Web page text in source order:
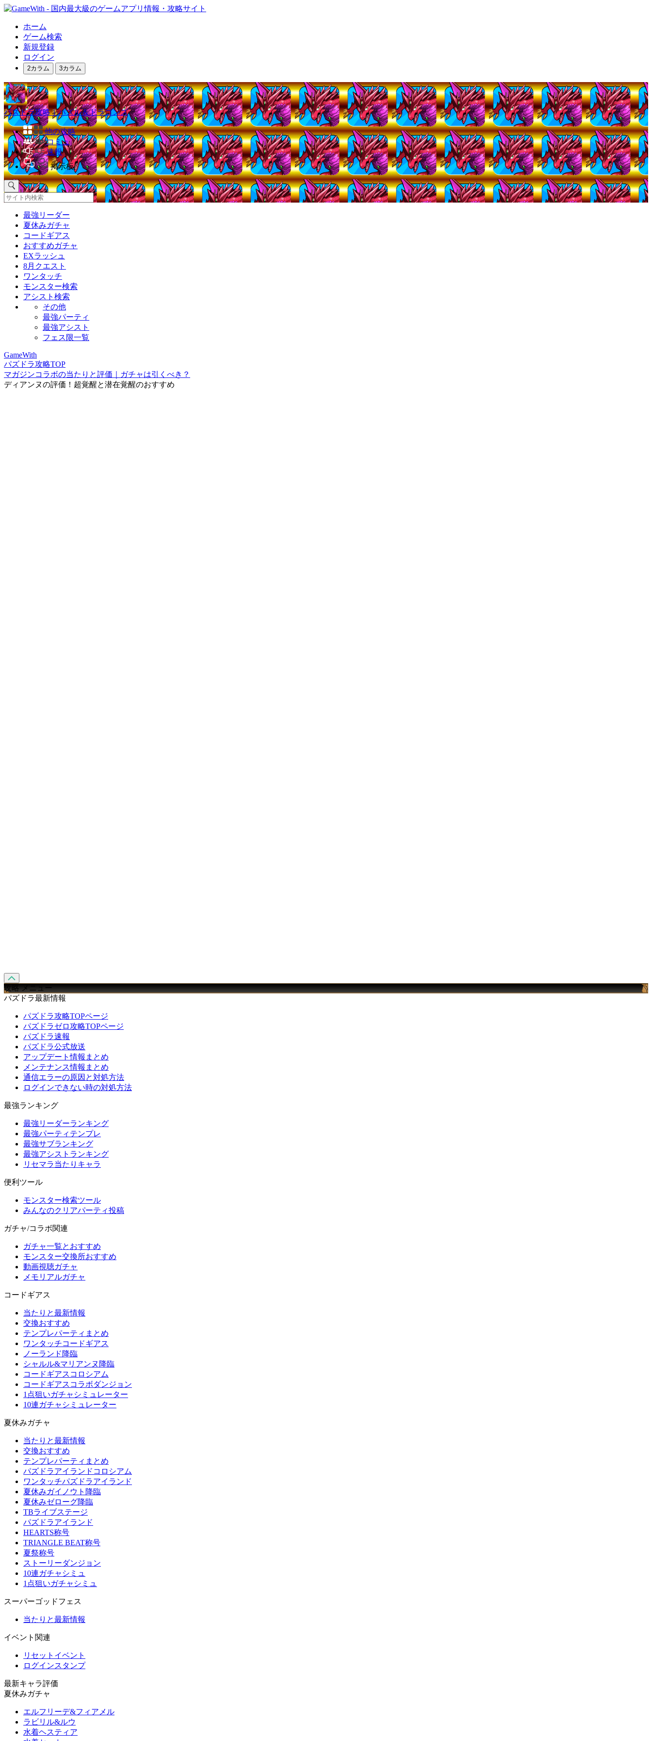
ホーム
ゲーム検索
新規登録
ログイン
2カラム 3カラム
パズドラ攻略｜パズル＆ドラゴンズ
他の攻略
コミュ
速報
掲示板
最強リーダー
夏休みガチャ
コードギアス
おすすめガチャ
EXラッシュ
8月クエスト
ワンタッチ
モンスター検索
アシスト検索
その他
最強パーティ
最強アシスト
フェス限一覧
GameWith
パズドラ攻略TOP
マガジンコラボの当たりと評価｜ガチャは引くべき？
ディアンヌの評価！超覚醒と潜在覚醒のおすすめ
攻略 メニュー
パズドラ最新情報
パズドラ攻略TOPページ
パズドラゼロ攻略TOPページ
パズドラ速報
パズドラ公式放送
アップデート情報まとめ
メンテナンス情報まとめ
通信エラーの原因と対処方法
ログインできない時の対処方法
最強ランキング
最強リーダーランキング
最強パーティテンプレ
最強サブランキング
最強アシストランキング
リセマラ当たりキャラ
便利ツール
モンスター検索ツール
みんなのクリアパーティ投稿
ガチャ/コラボ関連
ガチャ一覧とおすすめ
モンスター交換所おすすめ
動画視聴ガチャ
メモリアルガチャ
コードギアス
当たりと最新情報
交換おすすめ
テンプレパーティまとめ
ワンタッチコードギアス
ノーランド降臨
シャルル&マリアンヌ降臨
コードギアスコロシアム
コードギアスコラボダンジョン
1点狙いガチャシミュレーター
10連ガチャシミュレーター
夏休みガチャ
当たりと最新情報
交換おすすめ
テンプレパーティまとめ
パズドラアイランドコロシアム
ワンタッチパズドラアイランド
夏休みガイノウト降臨
夏休みゼローグ降臨
TBライブステージ
パズドラアイランド
HEARTS称号
TRIANGLE BEAT称号
夏祭称号
ストーリーダンジョン
10連ガチャシミュ
1点狙いガチャシミュ
スーパーゴッドフェス
当たりと最新情報
イベント関連
リセットイベント
ログインスタンプ
最新キャラ評価
夏休みガチャ
エルフリーデ&フィアメル
ラビリル&ルウ
水着ヘスティア